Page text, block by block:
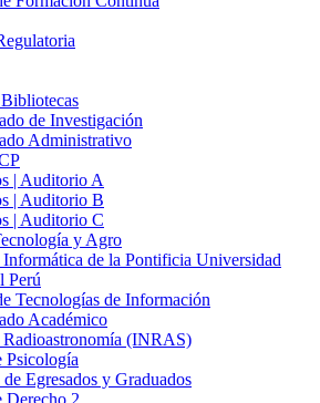
de Investigación
Administrativo
| Auditorio A
| Auditorio B
| Auditorio C
y Agro
de la Pontificia Universidad
Perú
Tecnologías de Información
Académico
Radioastronomía (INRAS)
Psicología
Egresados y Graduados
Derecho 2